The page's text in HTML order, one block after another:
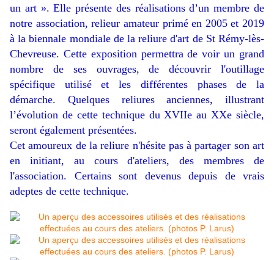
un art ». Elle présente des réalisations d’un membre de
notre association,relieur amateurprimé en 2005 et 2019
à la biennale mondiale de la reliure d'art de St Rémy-lès-
Chevreuse. Cette exposition permettra de voir un grand
nombre de ses ouvrages, de découvrir l'outillage
spécifique utilisé et les différentes phases de la
démarche. Quelques reliures anciennes, illustrant
l’évolution de cette technique du XVIIe au XXe siècle,
seront également présentées.
Cet amoureux de la reliure n'hésite pas à partager son art
en initiant, au cours d'ateliers, des membres de
l'association. Certains sont devenus depuis de vrais
adeptes de cette technique.